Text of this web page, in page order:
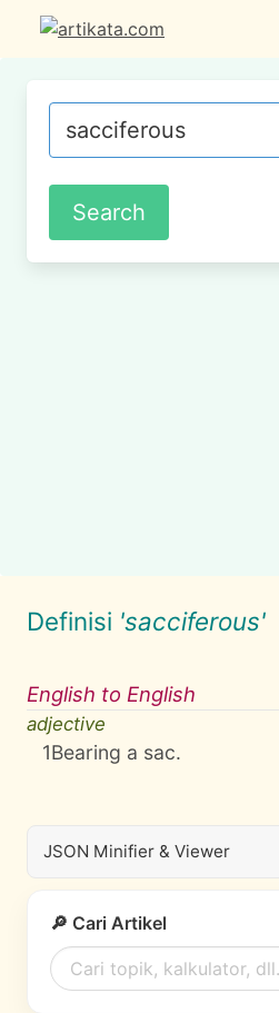
Definisi 'sacciferous'
English to English
adjective
1Bearing a sac.
JSON Minifier & Viewer
🔎 Cari Artikel